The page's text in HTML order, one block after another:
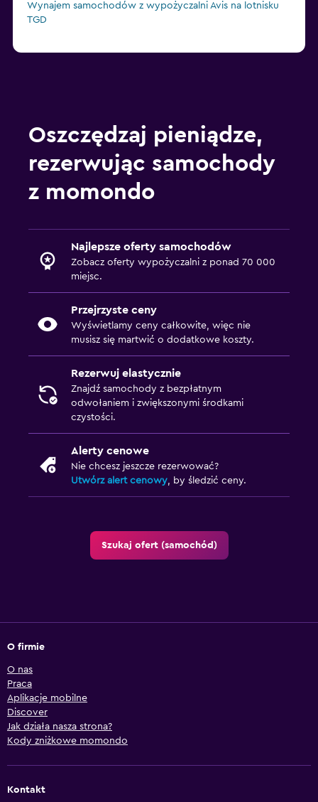
Wynajem samochodów z wypożyczalni Avis na lotnisku
TGD
Oszczędzaj pieniądze,
rezerwując samochody
z momondo
Najlepsze oferty samochodów
Zobacz oferty wypożyczalni z ponad 70 000
miejsc.
Przejrzyste ceny
Wyświetlamy ceny całkowite, więc nie
musisz się martwić o dodatkowe koszty.
Rezerwuj elastycznie
Znajdź samochody z bezpłatnym
odwołaniem i zwiększonymi środkami
czystości.
Alerty cenowe
Nie chcesz jeszcze rezerwować?
Utwórz alert cenowy, by śledzić ceny.
Szukaj ofert (samochód)
O firmie
O nas
Praca
Aplikacje mobilne
Discover
Jak działa nasza strona?
Kody zniżkowe momondo
Kontakt